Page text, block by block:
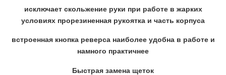
исключает скольжение руки при работе в жарких
условиях прорезиненная рукоятка и часть корпуса
встроенная кнопка реверса наиболее удобна в работе и
намного практичнее
Быстрая замена щеток